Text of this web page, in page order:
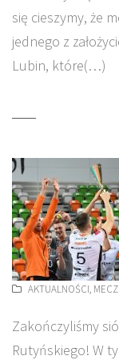
się cieszymy, że
jednego z
Lubin, które(…)
AKTUALNOŚCI,
Zakończyliśmy
Rutyńskiego! W